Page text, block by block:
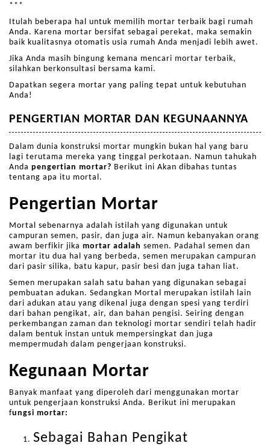
***
Itulah beberapa hal untuk memilih mortar terbaik bagi rumah
Anda. Karena mortar bersifat sebagai perekat, maka semakin
baik kualitasnya otomatis usia rumah Anda menjadi lebih awet.
Jika Anda masih bingung kemana mencari mortar terbaik,
silahkan berkonsultasi bersama kami.
Dapatkan segera mortar yang paling tepat untuk kebutuhan
Anda!
PENGERTIAN MORTAR DAN KEGUNAANNYA
Dalam dunia konstruksi mortar mungkin bukan hal yang baru
lagi terutama mereka yang tinggal perkotaan. Namun tahukah
Anda pengertian mortar? Berikut ini Akan dibahas tuntas
tentang apa itu mortal.
Pengertian Mortar
Mortal sebenarnya adalah istilah yang digunakan untuk
campuran semen, pasir, dan juga air. Namun kebanyakan orang
awam berfikir jika mortar adalah semen. Padahal semen dan
mortar itu dua hal yang berbeda, semen merupakan campuran
dari pasir silika, batu kapur, pasir besi dan juga tahan liat.
Semen merupakan salah satu bahan yang digunakan sebagai
pembuatan adukan. Sedangkan Mortal merupakan istilah lain
dari adukan atau yang dikenal juga dengan spesi yang terdiri
dari bahan pengikat, air, dan bahan pengisi. Seiring dengan
perkembangan zaman dan teknologi mortar sendiri telah hadir
dalam bentuk instan untuk mempersingkat dan juga
mempermudah dalam pengerjaan konstruksi.
Kegunaan Mortar
Banyak manfaat yang diperoleh dari menggunakan mortar
untuk pengerjaan konstruksi Anda. Berikut ini merupakan
fungsi mortar:
Sebagai Bahan Pengikat